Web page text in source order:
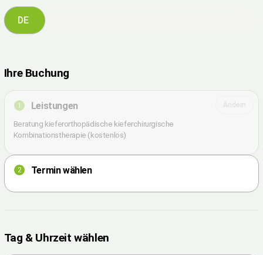
Tag & Uhrzeit wählen
Ihre Buchung
1 Leistungen
Beratung kieferorthopädische kieferchirurgische
Kombinationstherapie (kostenlos)
2 Termin wählen